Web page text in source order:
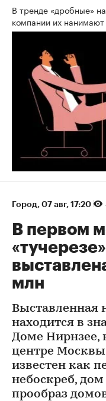
В тренде «дробные»
компании их нанимают
Город⁠, 07 авг, 17:20
В первом
млн
Выставленная
находится в
Доме Нирнзее,
центре Москвы
известен как
небоскреб,
прообраз